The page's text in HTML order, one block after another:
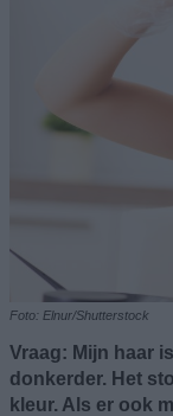
Foto: Elnur/Shutterstock
Vraag: Mijn haar
donkerder. Het
kleur. Als er ook